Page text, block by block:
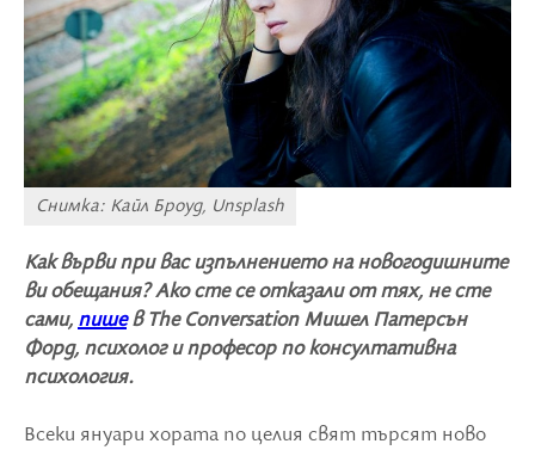
Снимка: Кайл Броуд, Unsplash
Как върви при вас изпълнението на новогодишните
ви обещания? Ако сте се отказали от тях, не сте
сами, пишев The Conversation Мишел Патерсън
Форд, психолог и професор по консултативна
психология.
Всеки януари хората по целия свят търсят ново